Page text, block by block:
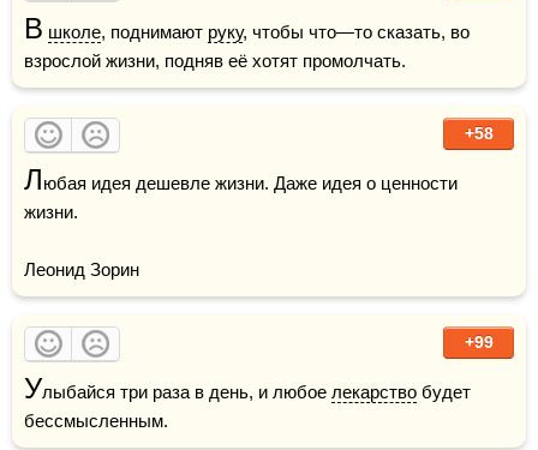
В школе, поднимают руку, чтобы что—то сказать, во
взрослой жизни, подняв её хотят промолчать.
+58
Любая идея дешевле жизни. Даже идея о ценности
жизни.
Леонид Зорин
+99
Улыбайся три раза в день, и любое лекарство будет
бессмысленным.